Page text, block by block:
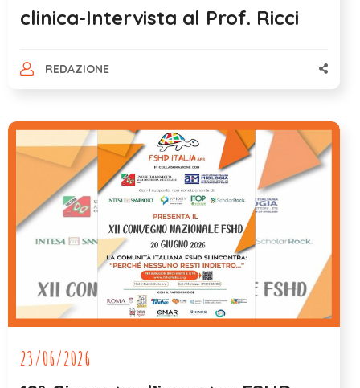
clinica-Intervista al Prof. Ricci
REDAZIONE
23/06/2026